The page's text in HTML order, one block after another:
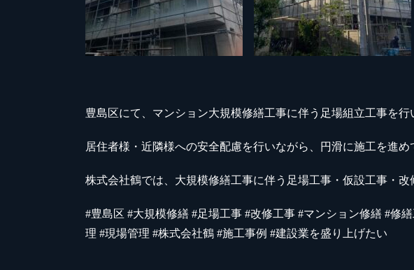
豊島区にて、マンション大規模修繕工事に伴う足場組立工事を行
居住者様・近隣様への安全配慮を行いながら、円滑に施工を進め
株式会社鶴では、大規模修繕工事に伴う足場工事・仮設工事・改
#豊島区 #大規模修繕 #足場工事 #改修工事 #マンション修繕 #修
理 #現場管理 #株式会社鶴 #施工事例 #建設業を盛り上げたい